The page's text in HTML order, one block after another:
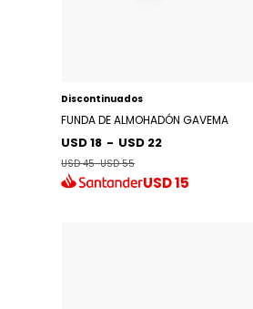
Discontinuados
FUNDA DE ALMOHADÓN GAVEMA
USD 18 - USD 22
USD 45-USD 55
USD15